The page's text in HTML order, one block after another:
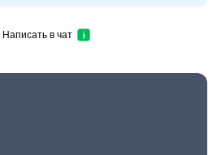
Написать в чат